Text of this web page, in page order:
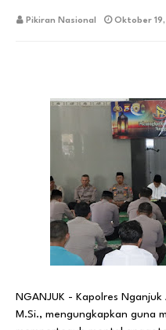
Pikiran Nasional Oktober
NGANJUK - Kapolres Nganjuk
M.Si., mengungkapkan guna